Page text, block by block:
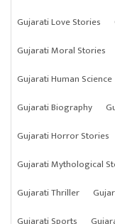
Gujarati Love Stories
Gujarati Moral Stories
Gujarati Human Science
Gujarati Biography
Gujarati Horror Stories
Gujarati Mythological
Gujarati Thriller